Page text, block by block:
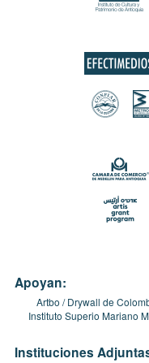
Apoyan:
Artbo Drywall de
Instituto Superio Mariano
Instituciones